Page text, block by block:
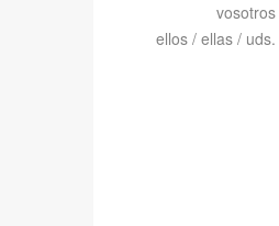
vosotros
ellos / ellas / uds.